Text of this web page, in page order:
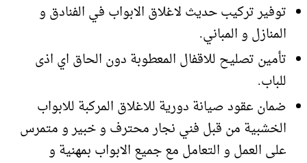
توفير تركيب حديث لاغلاق الابواب في الفنادق و
المنازل و المباني.
تأمين تصليح للاقفال المعطوبة دون الحاق اي اذى
للباب.
ضمان عقود صيانة دورية للاغلاق المركبة للابواب
الخشبية من قبل فني نجار محترف و خبير و متمرس
على العمل و التعامل مع جميع الابواب بمهنية و